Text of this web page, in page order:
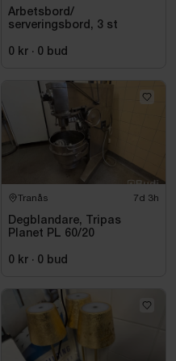
Arbetsbord/
serveringsbord, 3 st
0 kr · 0 bud
Tranås 7d 3h
Degblandare, Tripas
Planet PL 60/20
0 kr · 0 bud